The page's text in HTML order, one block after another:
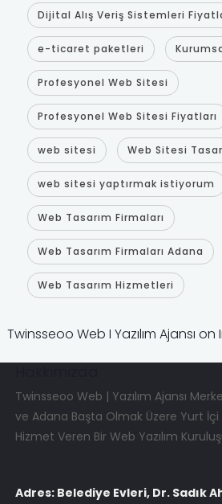
Dijital Alış Veriş Sistemleri
e-ticaret paketleri
Profesyonel Web Sitesi
Profesyonel Web Sitesi Fiyatları
web sitesi Web Sitesi
web sitesi yaptırmak istiyorum
Web Tasarım Firmaları
Web Tasarım Firmaları Adana
Web Tasarım Hizmetleri
Twinsseoo Web I Yazılım Ajansı
Twinsseoo Web | Yazılım Ajansı
ve Adana Başta Olmak Üzere Yurt İçi
Hizmet Veren Bir Web Yazılım
Adres: Belediye Evleri, Dr. Sadık